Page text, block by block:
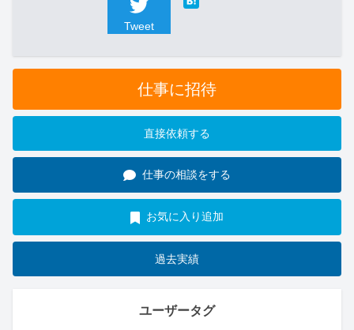
Tweet
仕事に招待
直接依頼する
仕事の相談をする
お気に入り追加
過去実績
ユーザータグ